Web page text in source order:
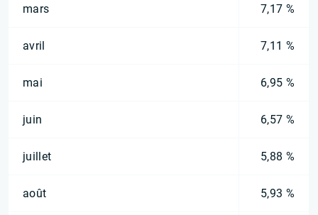
mars 7,17 %
avril 7,11 %
mai 6,95 %
juin 6,57 %
juillet 5,88 %
août 5,93 %